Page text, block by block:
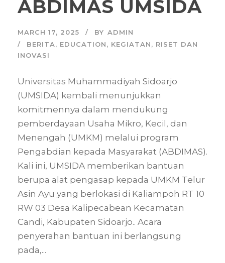
ABDIMAS UMSIDA
MARCH 17, 2025 BY ADMIN
BERITA, EDUCATION, KEGIATAN, RISET DAN
INOVASI
Universitas Muhammadiyah Sidoarjo
(UMSIDA) kembali menunjukkan
komitmennya dalam mendukung
pemberdayaan Usaha Mikro, Kecil, dan
Menengah (UMKM) melalui program
Pengabdian kepada Masyarakat (ABDIMAS).
Kali ini, UMSIDA memberikan bantuan
berupa alat pengasap kepada UMKM Telur
Asin Ayu yang berlokasi di Kaliampoh RT 10
RW 03 Desa Kalipecabean Kecamatan
Candi, Kabupaten Sidoarjo.. Acara
penyerahan bantuan ini berlangsung
pada,...